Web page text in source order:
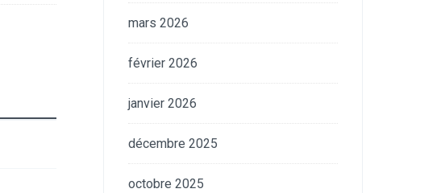
mars 2026
février 2026
janvier 2026
décembre 2025
octobre 2025